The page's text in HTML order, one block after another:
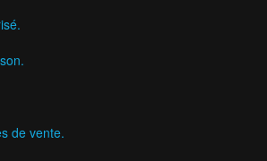
de vente.